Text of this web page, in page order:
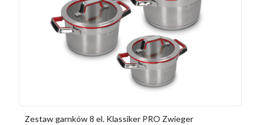
Zestaw garnków 8 el. Klassiker PRO Zwieger